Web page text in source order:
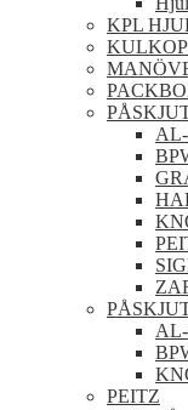
KPL
PEITZ